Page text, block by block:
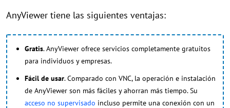
AnyViewer tiene las siguientes ventajas:
Gratis. AnyViewer ofrece servicios completamente gratuitos
para individuos y empresas.
Fácil de usar. Comparado con VNC, la operación e instalación
de AnyViewer son más fáciles y ahorran más tiempo. Su
acceso no supervisado incluso permite una conexión con un